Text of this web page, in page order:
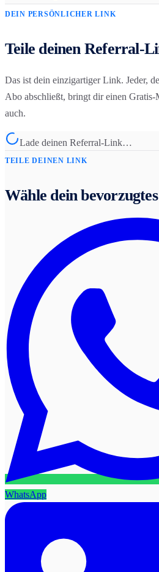
DEIN PERSÖNLICHER LINK
Teile deinen Referral-
Das ist dein einzigartiger Link. Jeder,
Abo abschließt, bringt dir einen
auch.
Lade deinen Referral-Link…
TEILE DEINEN LINK
Wähle dein
WhatsApp